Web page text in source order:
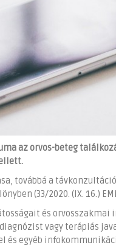
az orvos-beteg
továbbá a
(33/2020. (IX. 16.)
és
vagy terápiás
egyéb